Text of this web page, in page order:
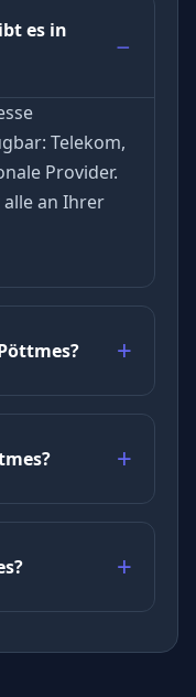
es in
Telekom,
Provider.
an Ihrer